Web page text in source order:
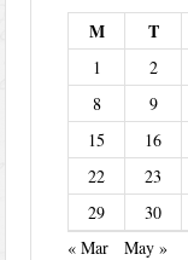
M T
1 2
8
9
15
16
22
23
29
30
« Mar
May »